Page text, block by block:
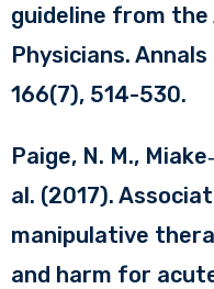
guideline from the
Physicians.
166(7), 514-530.
Paige, N. M.,
al. (2017).
manipulative
and harm for